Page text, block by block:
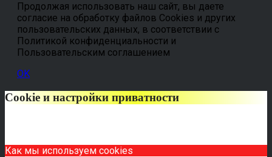
Продолжая использовать наш сайт, вы даете
согласие на обработку файлов Cookies и других
пользовательских данных, в соответствии с
Политикой конфиденциальности и
Пользовательским соглашением
OK
Cookie и настройки приватности
Как мы используем cookies